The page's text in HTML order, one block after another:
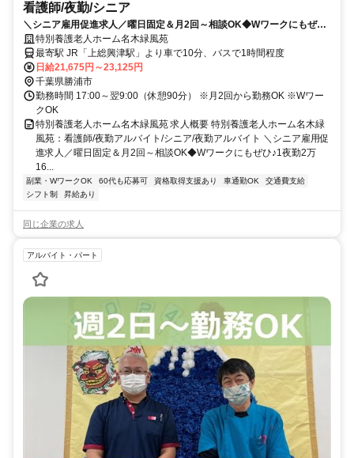
看護師/夜勤/シニア
＼シニア雇用促進求人／曜日固定＆月2回～相談OK◆Wワークにもぜひ
♪1夜勤2万1675円～2万3125円！【勝浦市、上総興津駅、特養、看護師
(シニア)、夜勤アルバイト】
特別養護老人ホーム名木緑風苑
最寄駅 JR「上総興津駅」より車で10分、バスで1時間程度
日給21,675円～23,125円
千葉県勝浦市
勤務時間 17:00～翌9:00（休憩90分） ※月2回から勤務OK ※Wワー
クOK
特別養護老人ホーム名木緑風苑 求人概要 特別養護老人ホーム名木緑
風苑：看護師/夜勤アルバイト/シニア/夜勤アルバイト ＼シニア雇用促
進求人／曜日固定＆月2回～相談OK◆Wワークにもぜひ♪1夜勤2万
16...
副業・WワークOK 60代も応募可 資格取得支援あり 車通勤OK
交通費支給
シフト制
昇給あり
同じ企業の求人
アルバイト・パート